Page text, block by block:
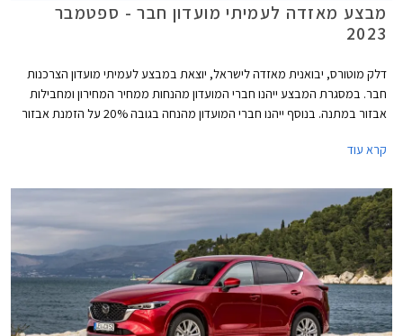
מבצע מאזדה לעמיתי מועדון חבר - ספטמבר
2023
דלק מוטורס, יבואנית מאזדה לישראל, יוצאת במבצע לעמיתי מועדון הצרכנות
חבר. במסגרת המבצע ייהנו חברי המועדון מהנחות ממחיר המחירון ומחבילות
אבזור במתנה. בנוסף ייהנו חברי המועדון מהנחה בגובה 20% על הזמנת אבזור
התצוגה של מאזדה בין התאריכים 12.09.2023-13.10.2023.
קרא עוד